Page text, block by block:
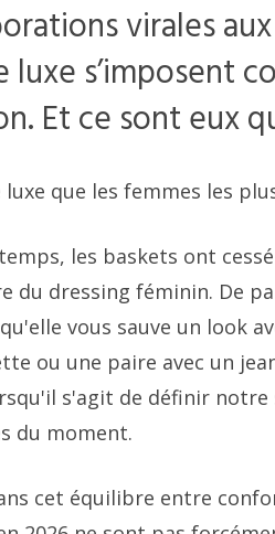
virales
luxe s’imposent
Et ce sont eux
luxe que les femmes les
les baskets ont
du dressing féminin. De
vous sauve un look
ou une paire avec un
s'agit de définir notre
du moment.
cet équilibre entre